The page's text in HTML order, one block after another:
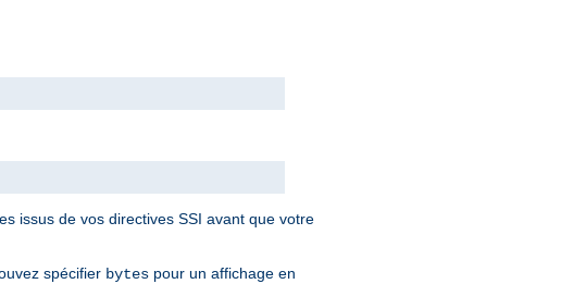
issus de vos directives SSI avant que votre
spécifier bytes pour un affichage en